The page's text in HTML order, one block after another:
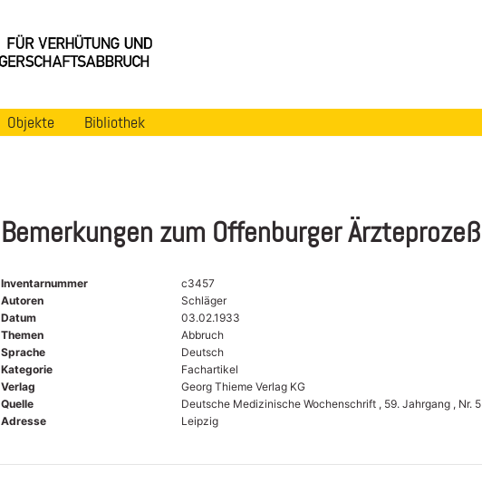
Objekte Bibliothek
Bemerkungen zum Offenburger Ärzteprozeß
Inventarnummer
c3457
Autoren
Schläger
Datum
03.02.1933
Themen
Abbruch
Sprache
Deutsch
Kategorie
Fachartikel
Verlag
Georg Thieme Verlag KG
Quelle
Deutsche Medizinische Wochenschrift , 59. Jahrgang , Nr. 5
Adresse
Leipzig